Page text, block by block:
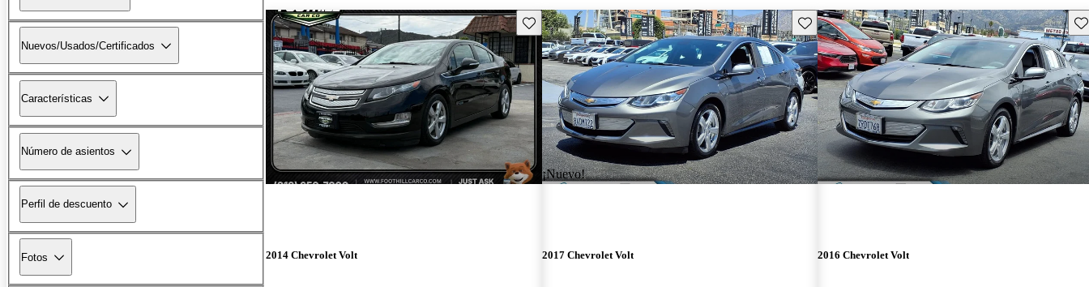
Nuevos/Usados/Certificados
Características
Número de asientos
Perfil de descuento
Fotos
Guarda este Aviso
2014 Chevrolet Volt
¡Nuevo!
Guarda este Aviso
2017 Chevrolet Volt 2016 Chevrolet Volt